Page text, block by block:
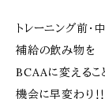
トレーニング前・
補給の飲み物を
BCAAに変えるこ
機会に早変わり‼️